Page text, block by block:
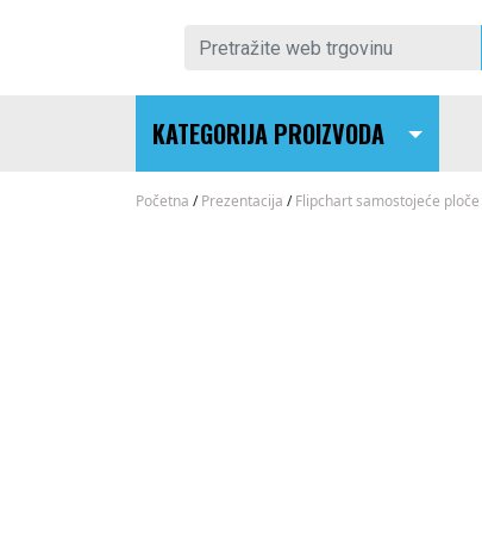
Pretraži:
Main NavigationKATEGORIJA PROIZVODA
Početna /Prezentacija /Flipchart samostojeće ploče